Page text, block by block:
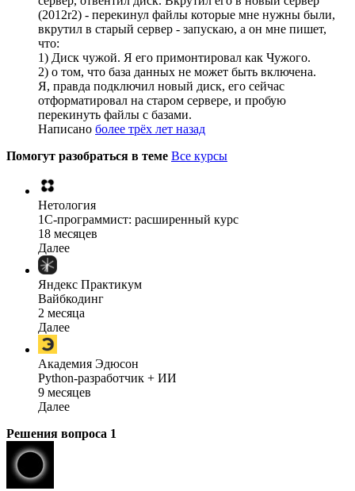
(2012r2) - перекинул файлы которые мне нужны были,
вкрутил в старый сервер - запускаю, а он мне пишет,
что:
1) Диск чужой. Я его примонтировал как Чужого.
2) о том, что база данных не может быть включена.
Я, правда подключил новый диск, его сейчас
отформатировал на старом сервере, и пробую
перекинуть файлы с базами.
Написано более трёх лет назад
Помогут разобраться в теме Все курсы
Нетология
1C-программист: расширенный курс
18 месяцев
Далее
Яндекс Практикум
Вайбкодинг
2 месяца
Далее
Академия Эдюсон
Python-разработчик + ИИ
9 месяцев
Далее
Решения вопроса 1